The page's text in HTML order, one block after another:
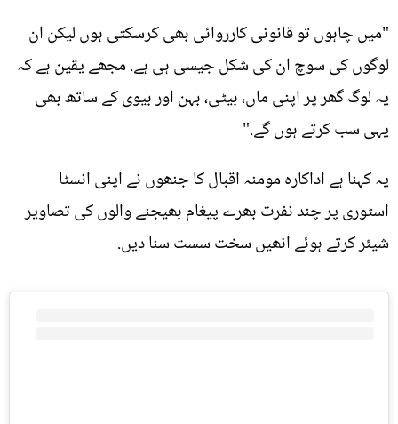
"میں چاہوں تو قانونی کارروائی بھی کرسکتی ہوں لیکن ان
لوگوں کی سوچ ان کی شکل جیسی ہی ہے. مجھے یقین ہے کہ
یہ لوگ گھر پر اپنی ماں، بیٹی، بہن اور بیوی کے ساتھ بھی
یہی سب کرتے ہوں گے."
یہ کہنا ہے اداکارہ مومنہ اقبال کا جنھوں نے اپنی انسٹا
اسٹوری پر چند نفرت بھرے پیغام بھیجنے والوں کی تصاویر
شیئر کرتے ہوئے انھیں سخت سست سنا دیں.